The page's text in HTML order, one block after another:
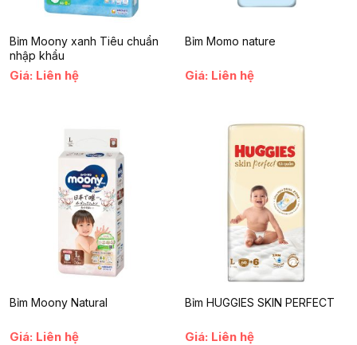
đồ sơ sinh của mỗi gia đình.
Hãy để NASAL Kéo Tay đồng hành
Bỉm Moony xanh Tiêu chuẩn
nhập khẩu
Giá: Liên hệ
Bỉm Momo nature
Giá: Liên hệ
Bỉm Moony Natural
Giá: Liên hệ
Bỉm HUGGIES SKIN PERFECT
Giá: Liên hệ